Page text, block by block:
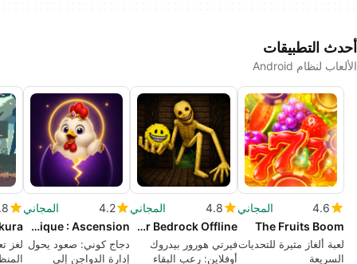
أحدث التطبيقات
الألعاب لنظام Android
4.6
المجاني
The Fruits Boom
لعبة ألغاز مثيرة للتحديات
السريعة
4.8
المجاني
Verity Horor Bedrock Offline
فيرتي هورور بيدروك
أوفلاين: رعب البقاء
4.2
المجاني
Poulet Cosmique : Ascension
دجاج كوني: صعود يحول
إدارة الدواجن إلى
لغز